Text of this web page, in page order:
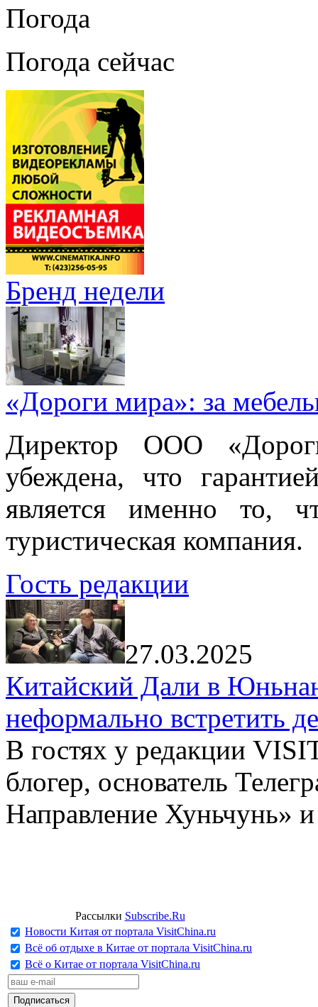
Погода
Погода сейчас
Бренд недели
«Дороги мира»: за
Директор ООО
убеждена, что
является именно то,
туристическая компания.
Гость редакции
27.03.2025
Китайский Дали в
неформально встретить
В гостях у редакции
блогер, основатель
Направление Хуньчунь»
Рассылки Subscribe.Ru
Новости Китая от портала VisitChina.ru
Всё об отдыхе в Китае от портала VisitChina.ru
Всё о Китае от портала VisitChina.ru